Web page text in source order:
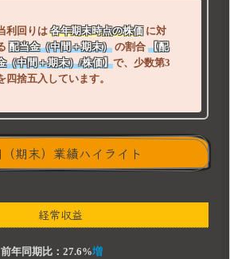
利回りは各年期末時点の株価に対
配当金（中間＋期末） の割合【配
（中間＋期末）/株価】で、少数第3
四捨五入しています。
期末）業績ハイライト
経常収益
前年同期比：27.6%増